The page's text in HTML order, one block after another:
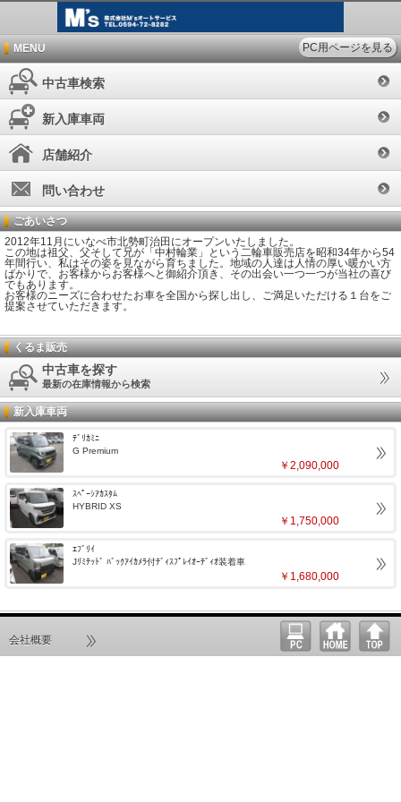
MENU PC用ページを見る
中古車検索
新入庫車両
店舗紹介
問い合わせ
ごあいさつ
2012年11月にいなべ市北勢町治田にオープンいたしました。
この地は祖父、父そして兄が「中村輪業」という二輪車販売店を昭和34年から54
年間行い、私はその姿を見ながら育ちました。地域の人達は人情の厚い暖かい方
ばかりで、お客様からお客様へと御紹介頂き、その出会い一つ一つが当社の喜び
でもあります。
お客様のニーズに合わせたお車を全国から探し出し、ご満足いただける１台をご
提案させていただきます。
くるま販売
中古車を探す
最新の在庫情報から検索
新入庫車両
ﾃﾞﾘｶﾐﾆ
G Premium
￥2,090,000
ｽﾍﾟｰｼｱｶｽﾀﾑ
HYBRID XS
￥1,750,000
ｴﾌﾞﾘｲ
Jﾘﾐﾃｯﾄﾞ ﾊﾞｯｸｱｲｶﾒﾗ付ﾃﾞｨｽﾌﾟﾚｲｵｰﾃﾞｨｵ装着車
￥1,680,000
会社概要